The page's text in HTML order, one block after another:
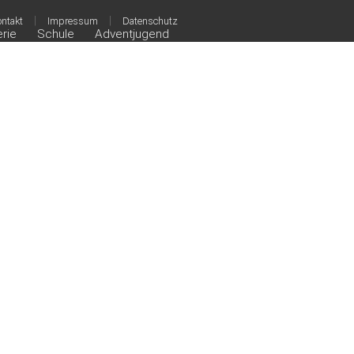
Schule Adventjugend
| Impressum | Datenschutz